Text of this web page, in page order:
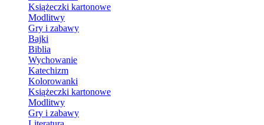
Książeczki kartonowe
Modlitwy
Gry i zabawy
Bajki
Biblia
Wychowanie
Katechizm
Kolorowanki
Książeczki kartonowe
Modlitwy
Gry i zabawy